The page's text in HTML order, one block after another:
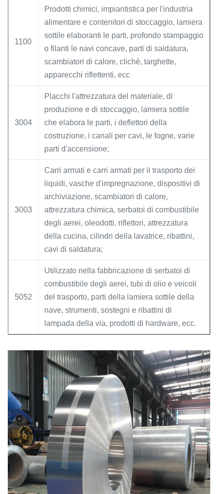
1100
Prodotti chimici, impiantistica per l'industria
alimentare e contenitori di stoccaggio, lamiera
sottile elaboranti le parti, profondo stampaggio
o filanti le navi concave, parti di saldatura,
scambiatori di calore, clichè, targhette,
apparecchi riflettenti, ecc
3004
Placchi l'attrezzatura del materiale, di
produzione e di stoccaggio, lamiera sottile
che elabora le parti, i deflettori della
costruzione, i canali per cavi, le fogne, varie
parti d'accensione;
3003
Carri armati e carri armati per il trasporto dei
liquidi, vasche d'impregnazione, dispositivi di
archiviazione, scambiatori di calore,
attrezzatura chimica, serbatoi di combustibile
degli aerei, oleodotti, riflettori, attrezzatura
della cucina, cilindri della lavatrice, ribattini,
cavi di saldatura;
5052
Utilizzato nella fabbricazione di serbatoi di
combustibile degli aerei, tubi di olio e veicoli
del trasporto, parti della lamiera sottile della
nave, strumenti, sostegni e ribattini di
lampada della via, prodotti di hardware, ecc.